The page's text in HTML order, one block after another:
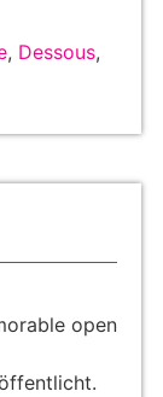
, Dessous,
open